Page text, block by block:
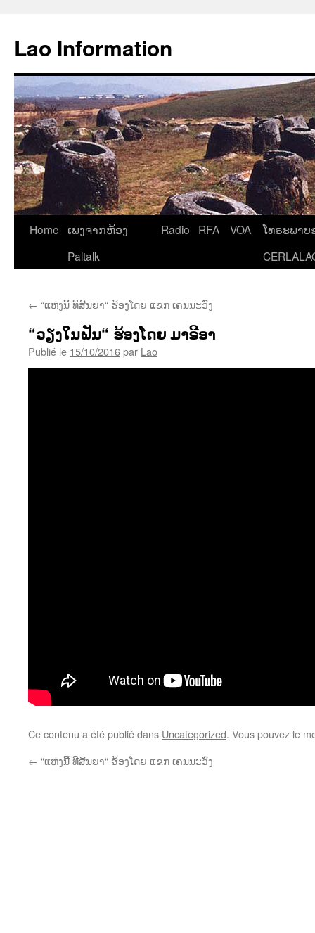
contenu
Lao Information
Home
ເພງຈາກຫ້ອງ
Paltalk
Radio RFA VOA
ໂທຣະພາບ
← “ແຫ່ງນີ້ ທີສັນຍາ“ ຮ້ອງໂດຍ ແຂກ ເຄນນະວົງ
“ວຽງໃນຝັນ“ ຮ້ອງໂດຍ ມາຣີອາ
Publié le 15/10/2016par Lao
Ce contenu a été publié dans Uncategorized. Vous pouvez le
← “ແຫ່ງນີ້ ທີສັນຍາ“ ຮ້ອງໂດຍ ແຂກ ເຄນນະວົງ